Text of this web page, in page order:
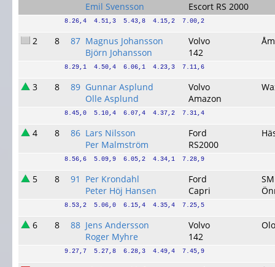
Emil Svensson
Escort RS 2000
8.26,4  4.51,3  5.43,8  4.15,2  7.00,2
2 8 87 Magnus Johansson
Björn Johansson
Volvo
142
8.29,1  4.50,4  6.06,1  4.23,3  7.11,6
3 8 89 Gunnar Asplund
Olle Asplund
Volvo
Amazon
8.45,0  5.10,4  6.07,4  4.37,2  7.31,4
4 8 86 Lars Nilsson
Per Malmström
Ford
RS2000
8.56,6  5.09,9  6.05,2  4.34,1  7.28,9
5 8 91
Per Krondahl
Peter Höj Hansen
Ford
Capri
8.53,2  5.06,0  6.15,4  4.35,4  7.25,5
6 8 88 Jens Andersson
Roger Myhre
Volvo
142
9.27,7  5.27,8  6.28,3  4.49,4  7.45,9